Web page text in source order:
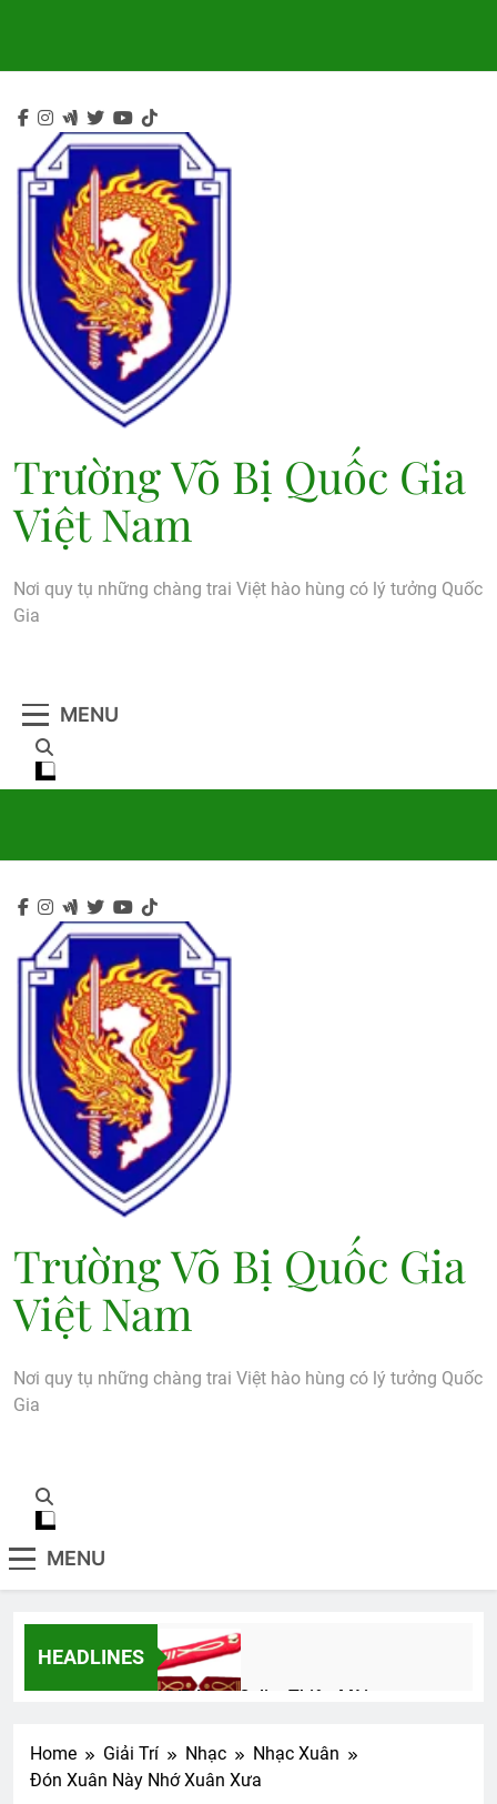
Trường Võ Bị Quốc Gia
Việt Nam
Nơi quy tụ những chàng trai Việt hào hùng có lý tưởng Quốc
Gia
MENU
Trường Võ Bị Quốc Gia
Việt Nam
Nơi quy tụ những chàng trai Việt hào hùng có lý tưởng Quốc
Gia
MENU
HEADLINES
HVB Nam Cali – Thiệp Mời
Home Giải Trí Nhạc
Nhạc Xuân
Đón Xuân Này Nhớ Xuân Xưa